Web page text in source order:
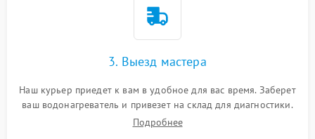
3. Выезд мастера
Наш курьер приедет к вам в удобное для вас время. Заберет
ваш водонагреватель и привезет на склад для диагностики.
Подробнее